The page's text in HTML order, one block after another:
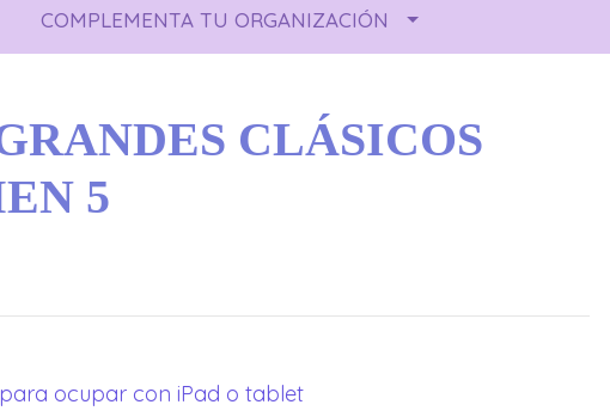
COMPLEMENTA TU ORGANIZACIÓN
CLÁSICOS
5
ocupar con iPad o tablet